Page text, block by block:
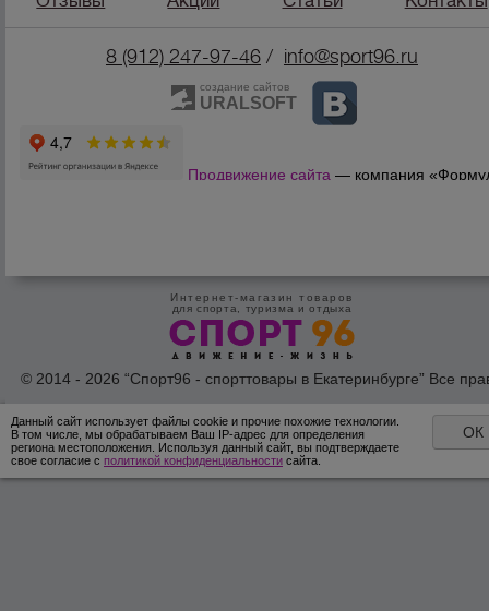
8 (912) 247-97-46 / info@sport96.ru
создание сайтов
URALSOFT
Продвижение сайта — компания
Интернет-магазин товаров
для спорта, туризма и отдыха
© 2014 - 2026 “Спорт96 - спорттовары в Екатеринбурге” Все
Данный сайт использует файлы cookie и прочие похожие технологии.
В том числе, мы обрабатываем Ваш IP-адрес для определения
региона местоположения. Используя данный сайт, вы подтверждаете
свое согласие с политикой конфиденциальности сайта.
ОК